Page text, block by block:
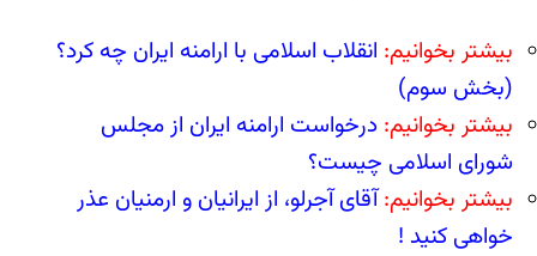
بیشتر بخوانیم: انقلاب اسلامی با ارامنه ایران چه کرد؟
(بخش سوم)
بیشتر بخوانیم: درخواست ارامنه ایران از مجلس
شورای اسلامی چیست؟
بیشتر بخوانیم: آقای آجرلو، از ایرانیان و ارمنیان عذر
خواهی کنید !